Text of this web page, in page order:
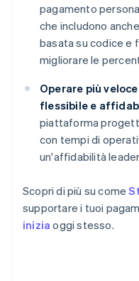
pagamento
che includono
basata su codice e
migliorare le
Operare più
flessibile e
piattaforma
con tempi di
un'affidabilità
Scopri di più su come
supportare i tuoi
inizia oggi stesso.